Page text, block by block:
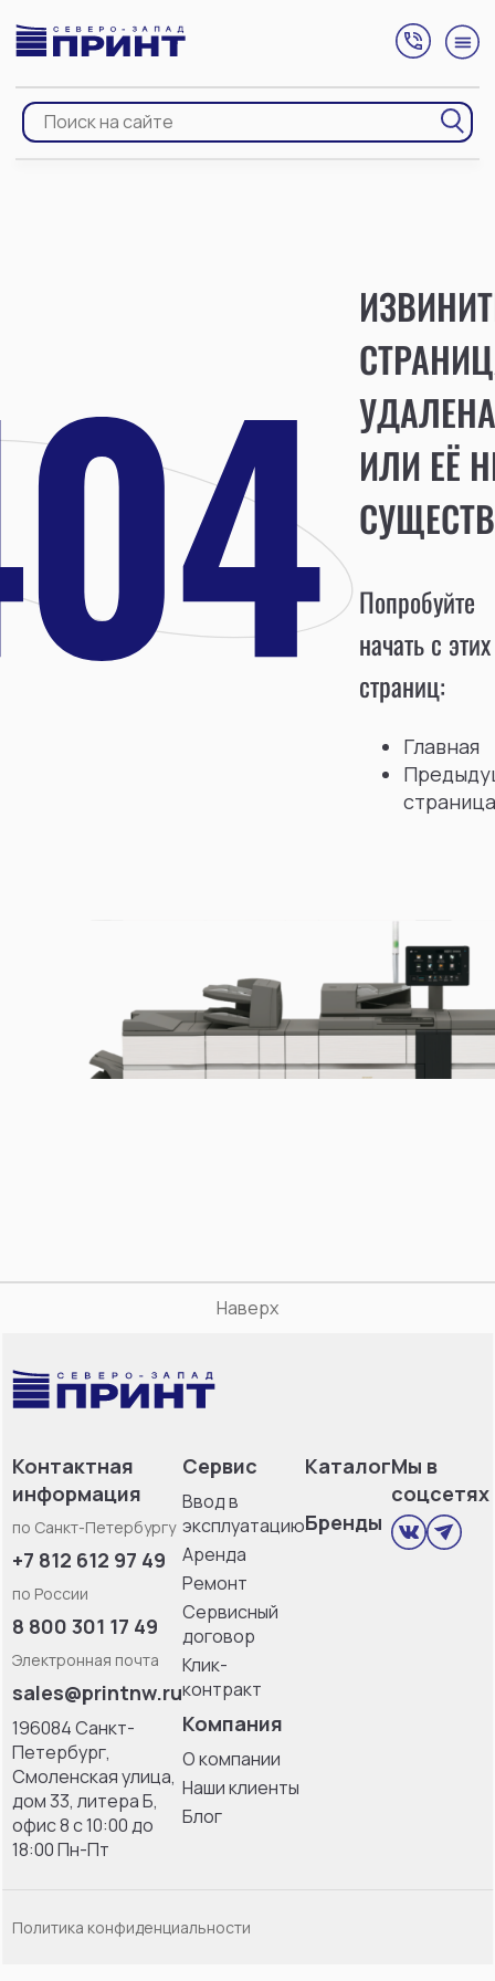
УДАЛЕНА
ИЛИ ЕЁ
Попробуйте
начать с этих
страниц:
Главная
страница
Наверх
Контактная
информация
по Санкт-Петербургу
+7 812 612 97 49
по России
8 800 301 17 49
Электронная почта
sales@printnw.ru
196084 Санкт-
Петербург,
Смоленская улица,
дом 33, литерa Б,
офис 8 с 10:00 до
18:00 Пн-Пт
Сервис
Ввод в
эксплуатацию
Аренда
Ремонт
Сервисный
договор
Клик-
контракт
Компания
О компании
Наши клиенты
Блог
Каталог
Бренды
Мы в
соцсетях
Политика конфиденциальности